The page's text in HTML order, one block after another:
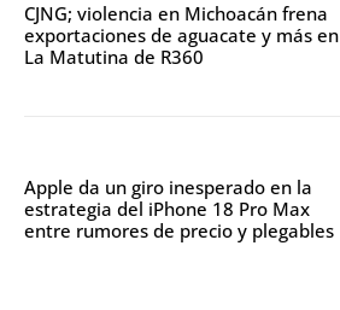
CJNG; violencia en Michoacán frena
exportaciones de aguacate y más en
La Matutina de R360
Apple da un giro inesperado en la
estrategia del iPhone 18 Pro Max
entre rumores de precio y plegables